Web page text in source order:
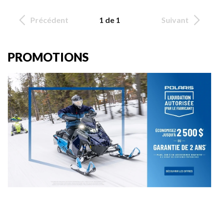
Précédent 1 de 1 Suivant
PROMOTIONS